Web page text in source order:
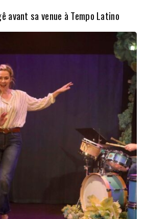
avant sa venue à Tempo Latino